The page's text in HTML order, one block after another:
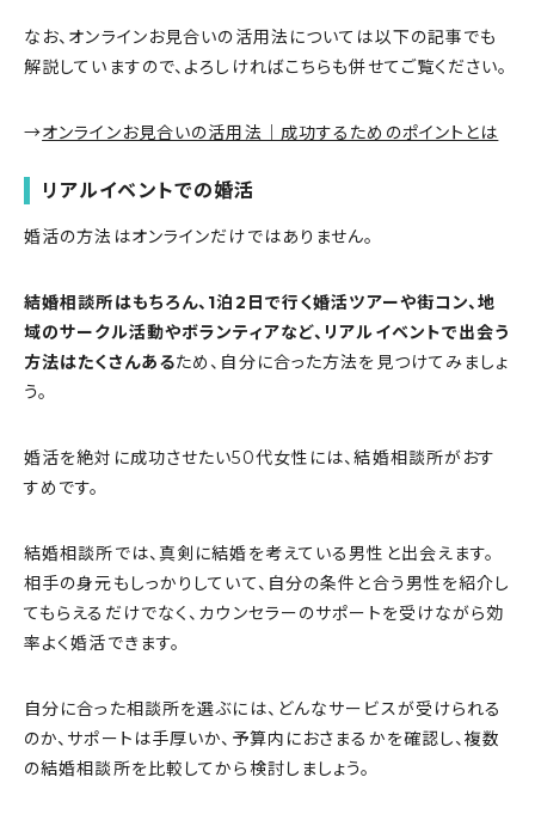
なお、オンラインお見合いの活用法については以下の記事でも
解説していますので、よろしければこちらも併せてご覧ください。
→オンラインお見合いの活用法｜成功するためのポイントとは
リアルイベントでの婚活
婚活の方法はオンラインだけではありません。
結婚相談所はもちろん、1泊2日で行く婚活ツアーや街コン、地
域のサークル活動やボランティアなど、リアルイベントで出会う
方法はたくさんあるため、自分に合った方法を見つけてみましょ
う。
婚活を絶対に成功させたい50代女性には、結婚相談所がおす
すめです。
結婚相談所では、真剣に結婚を考えている男性と出会えます。
相手の身元もしっかりしていて、自分の条件と合う男性を紹介し
てもらえるだけでなく、カウンセラーのサポートを受けながら効
率よく婚活できます。
自分に合った相談所を選ぶには、どんなサービスが受けられる
のか、サポートは手厚いか、予算内におさまるかを確認し、複数
の結婚相談所を比較してから検討しましょう。